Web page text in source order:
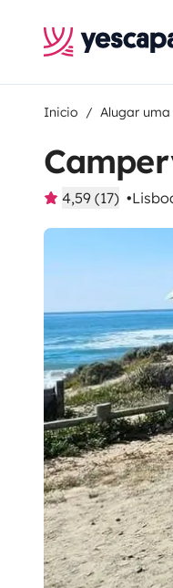
Inicio Alugar
4,59 (17)